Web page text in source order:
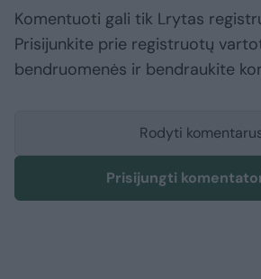
Komentuoti gali tik Lrytas
Prisijunkite prie registruotų
bendruomenės ir bendraukite
Rodyti
Prisijungti